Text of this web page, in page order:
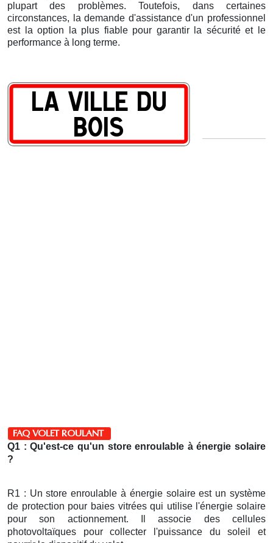
plupart des problèmes. Toutefois, dans certaines
circonstances, la demande d'assistance d'un professionnel
est la option la plus fiable pour garantir la sécurité et le
performance à long terme.
FAQ VOLET ROULANT
Q1 : Qu'est-ce qu'un store enroulable à énergie solaire
?
R1 : Un store enroulable à énergie solaire est un système
de protection pour baies vitrées qui utilise l'énergie solaire
pour son actionnement. Il associe des cellules
photovoltaïques pour collecter l'puissance du soleil et